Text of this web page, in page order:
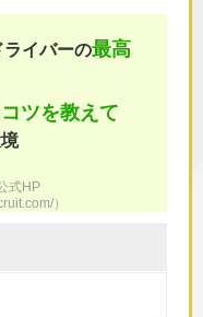
ライバーの最高
ツを教えて
式HP
）